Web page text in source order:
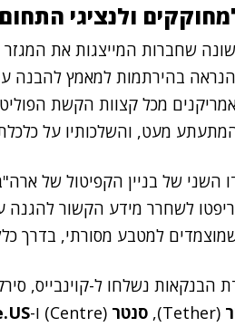
ולנציגי
שחברות המייצגות את המגזר
בהירתמות למאמץ להבנה
מכל קצוות הקשת
מעט, והשלכותיו על
השני של בניין הקפיטול של
למטבע מסורתי, בדרך
הבנקאות נשלחו ל-קוינבייס,
(Tether), סנטר (Centre) ו-